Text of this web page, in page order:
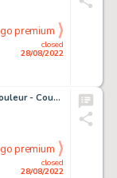
closed
28/08/2022
go premium
Formosa, Gil - Dessin original couleur - Couverture - Strangers & Phénix - (2002)
closed
28/08/2022
go premium